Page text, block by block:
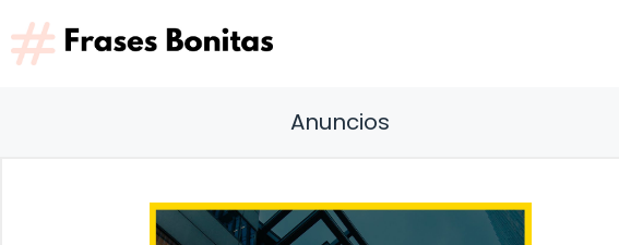
Saltar
al
contenido
Anuncios